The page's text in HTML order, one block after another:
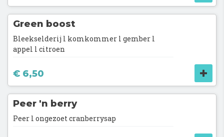
Green boost
Bleekselderij l komkommer l gember l
appel l citroen
€ 6,50
Peer 'n berry
Peer l ongezoet cranberrysap